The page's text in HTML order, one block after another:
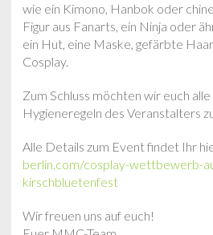
wie ein Kimono, Hanbok oder
Figur aus Fanarts, ein Ninja oder
ein Hut, eine Maske, gefärbte
Cosplay.
Zum Schluss möchten wir euch
Hygieneregeln des Veranstalters
Alle Details zum Event findet Ihr
berlin.com/cosplay-wettbewerb-
kirschbluetenfest
Wir freuen uns auf euch!